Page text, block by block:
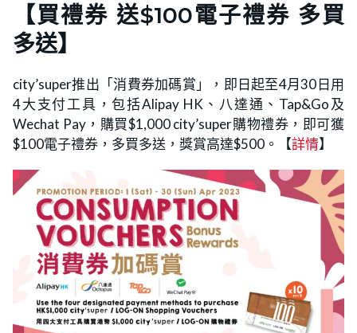
【買禮券 送$100電子禮券 多買
多送】
city’super推出「消費券加碼賞」，即日起至4月30日用
4大支付工具，包括Alipay HK、八達通、Tap&Go及
Wechat Pay，購買$1,000 city’super購物禮券，即可獲
$100電子禮券，多買多送，獎賞高達$500。【詳情】